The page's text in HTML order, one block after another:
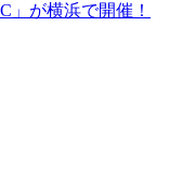
」が横浜で開催！